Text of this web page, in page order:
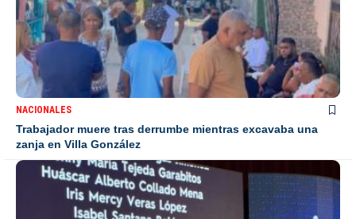
NACIONALES
Trabajador muere tras derrumbe mientras excavaba una
zanja en Villa González